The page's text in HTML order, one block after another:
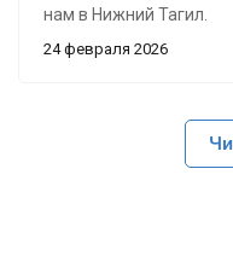
нам в Нижний Тагил.
Доставка четкая, все
эффектно, особенно
24 февраля 2026